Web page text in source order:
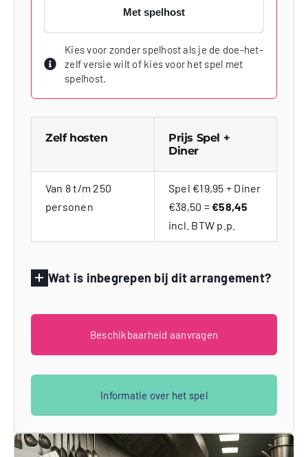
Met spelhost
Kies voor zonder spelhost als je de doe-het-
zelf versie wilt of kies voor het spel met
spelhost.
Zelf hosten
Prijs Spel +
Diner
Van 8 t/m 250
personen
Spel €19,95 + Diner
€38,50 =€58,45
incl. BTW p.p.
Wat is inbegrepen bij dit arrangement?
Beschikbaarheid aanvragen
Informatie over het spel